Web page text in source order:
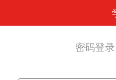
密码登录